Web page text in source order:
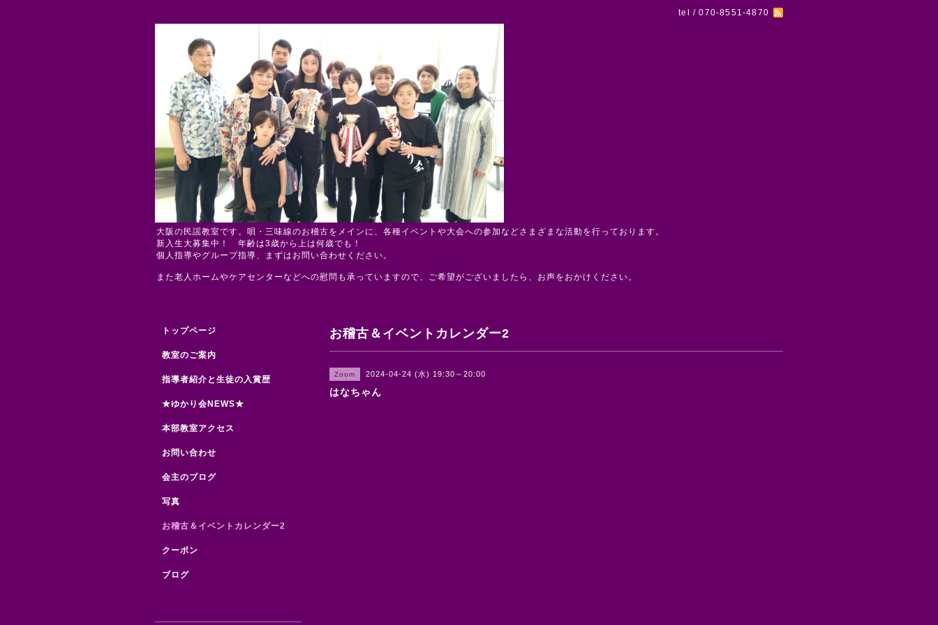
tel / 070-8551-4870
大阪の民謡教室です。唄・三味線のお稽古をメインに、各種イベントや大会への参加などさまざまな活動を行っております。
新入生大募集中！ 年齢は3歳から上は何歳でも！
個人指導やグループ指導、まずはお問い合わせください。
また老人ホームやケアセンターなどへの慰問も承っていますので、ご希望がございましたら、お声をおかけください。
お稽古＆イベントカレンダー2
Zoom 2024-04-24 (水) 19:30～20:00
はなちゃん
トップページ
教室のご案内
指導者紹介と生徒の入賞歴
★ゆかり会NEWS★
本部教室アクセス
お問い合わせ
会主のブログ
写真
お稽古＆イベントカレンダー2
クーポン
ブログ